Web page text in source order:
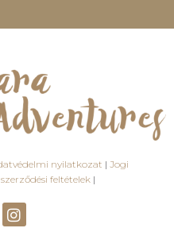
nyilatkozat | Jogi
feltételek |